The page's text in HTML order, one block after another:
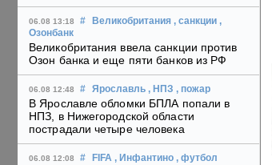
06.08 13:18 # Великобритания , санкции ,
Озонбанк
Великобритания ввела санкции против
Озон банка и еще пяти банков из РФ
06.08 12:48 # Ярославль , НПЗ , пожар
В Ярославле обломки БПЛА попали в
НПЗ, в Нижегородской области
пострадали четыре человека
06.08 12:08 # FIFA , Инфантино , футбол